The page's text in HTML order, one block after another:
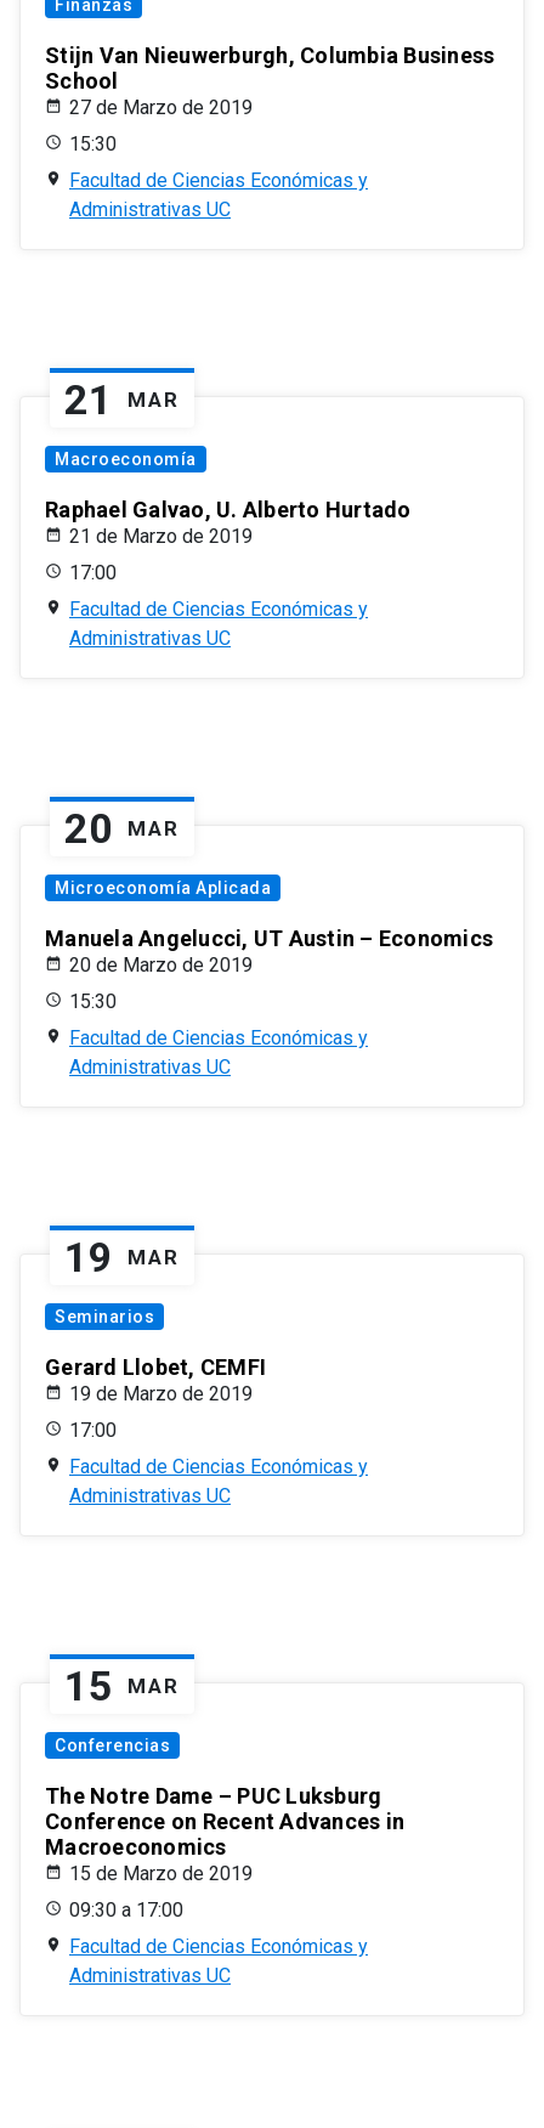
Finanzas
Stijn Van Nieuwerburgh, Columbia Business
School
27 de Marzo de 2019
15:30
Facultad de Ciencias Económicas y
Administrativas UC
21 MAR
Macroeconomía
Raphael Galvao, U. Alberto Hurtado
21 de Marzo de 2019
17:00
Facultad de Ciencias Económicas y
Administrativas UC
20 MAR
Microeconomía Aplicada
Manuela Angelucci, UT Austin – Economics
20 de Marzo de 2019
15:30
Facultad de Ciencias Económicas y
Administrativas UC
19 MAR
Seminarios
Gerard Llobet, CEMFI
19 de Marzo de 2019
17:00
Facultad de Ciencias Económicas y
Administrativas UC
15 MAR
Conferencias
The Notre Dame – PUC Luksburg
Conference on Recent Advances in
Macroeconomics
15 de Marzo de 2019
09:30 a 17:00
Facultad de Ciencias Económicas y
Administrativas UC